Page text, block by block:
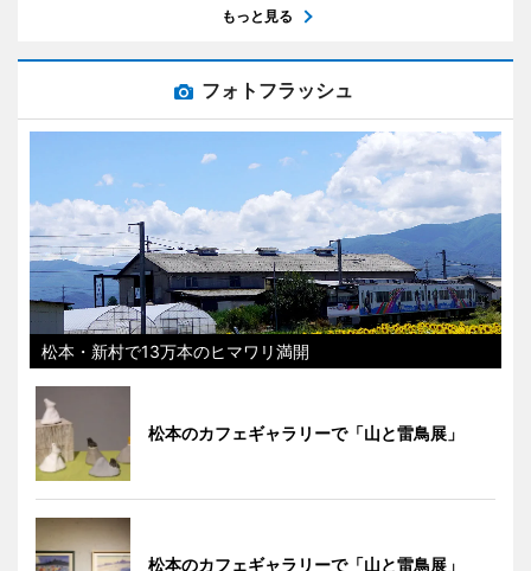
もっと見る
フォトフラッシュ
松本・新村で13万本のヒマワリ満開
松本のカフェギャラリーで「山と雷鳥展」
松本のカフェギャラリーで「山と雷鳥展」